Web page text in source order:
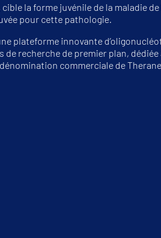
la forme juvénile de la maladie
pour cette pathologie.
plateforme innovante
recherche de premier plan, dédiée
commerciale de